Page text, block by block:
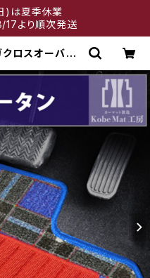
は夏季休業
より順次発送
ロスオーバー
ット 神戸ター